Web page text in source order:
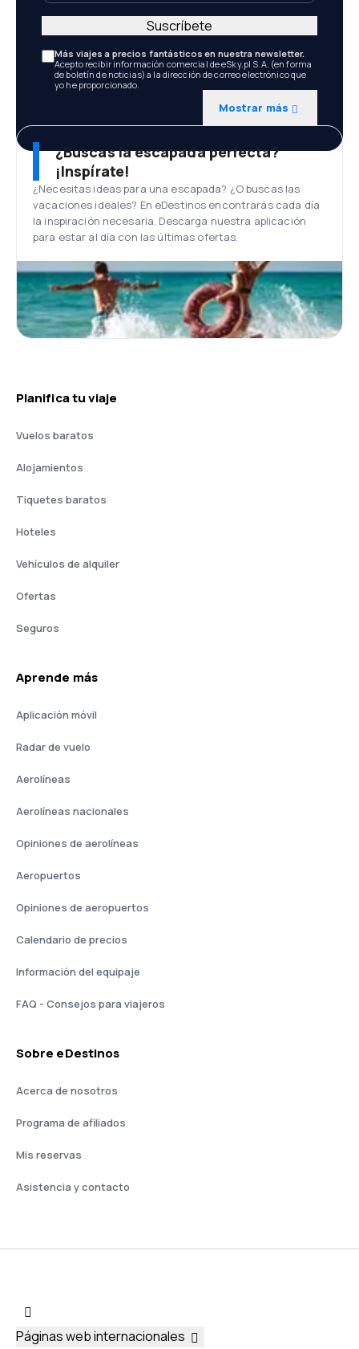
Más viajes a precios fantásticos en nuestra newsletter.
Acepto recibir información comercial de eSky.pl S.A. (en forma
de boletín de noticias) a la dirección de correo electrónico que
yo he proporcionado.
Mostrar más
Suscríbete
¿Buscas la escapada perfecta?
¡Inspírate!
¿Necesitas ideas para una escapada? ¿O buscas las
vacaciones ideales? En eDestinos encontrarás cada día
la inspiración necesaria. Descarga nuestra aplicación
para estar al día con las últimas ofertas.
Planifica tu viaje
Vuelos baratos
Alojamientos
Tiquetes baratos
Hoteles
Vehículos de alquiler
Ofertas
Seguros
Aprende más
Aplicación móvil
Radar de vuelo
Aerolíneas
Aerolíneas nacionales
Opiniones de aerolíneas
Aeropuertos
Opiniones de aeropuertos
Calendario de precios
Información del equipaje
FAQ - Consejos para viajeros
Sobre eDestinos
Acerca de nosotros
Programa de afiliados
Mis reservas
Asistencia y contacto
Páginas web internacionales